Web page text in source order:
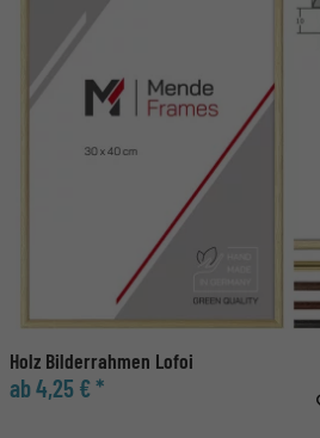
Holz Bilderrahmen Lofoi
ab 4,25 € *